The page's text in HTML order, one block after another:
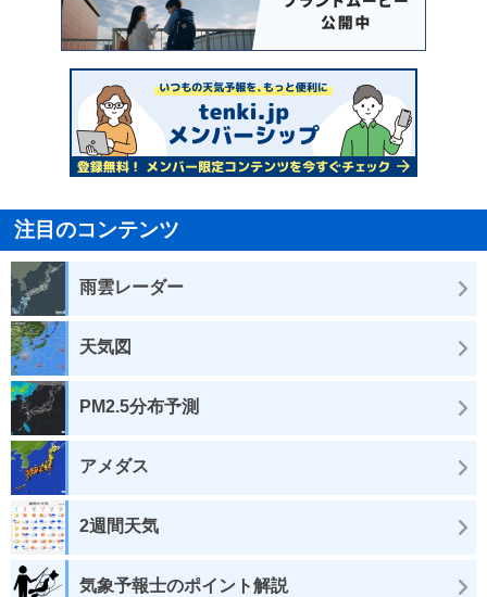
注目のコンテンツ
雨雲レーダー
天気図
PM2.5分布予測
アメダス
2週間天気
気象予報士のポイント解説